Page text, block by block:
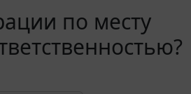
по месту